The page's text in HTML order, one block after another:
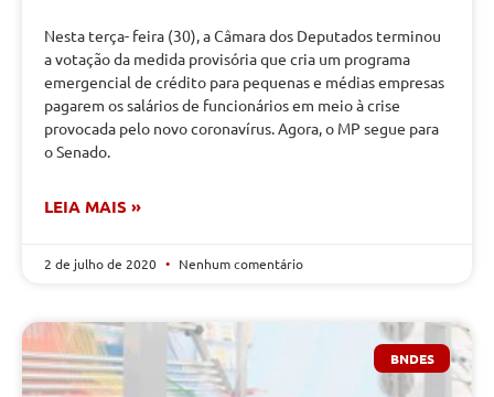
Nesta terça- feira (30), a Câmara dos Deputados terminou
a votação da medida provisória que cria um programa
emergencial de crédito para pequenas e médias empresas
pagarem os salários de funcionários em meio à crise
provocada pelo novo coronavírus. Agora, o MP segue para
o Senado.
LEIA MAIS »
2 de julho de 2020 Nenhum comentário
BNDES